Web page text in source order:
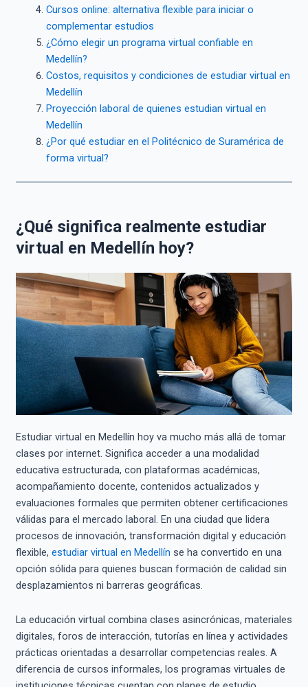
Cursos online: alternativa flexible para iniciar o
complementar estudios
¿Cómo elegir un programa virtual confiable en
Medellín?
Costos, requisitos y condiciones de estudiar virtual en
Medellín
Proyección laboral de quienes estudian virtual en
Medellín
¿Por qué estudiar en el Politécnico de Suramérica de
forma virtual?
¿Qué significa realmente estudiar
virtual en Medellín hoy?
Estudiar virtual en Medellín hoy va mucho más allá de tomar
clases por internet. Significa acceder a una modalidad
educativa estructurada, con plataformas académicas,
acompañamiento docente, contenidos actualizados y
evaluaciones formales que permiten obtener certificaciones
válidas para el mercado laboral. En una ciudad que lidera
procesos de innovación, transformación digital y educación
flexible, estudiar virtual en Medellín se ha convertido en una
opción sólida para quienes buscan formación de calidad sin
desplazamientos ni barreras geográficas.
La educación virtual combina clases asincrónicas, materiales
digitales, foros de interacción, tutorías en línea y actividades
prácticas orientadas a desarrollar competencias reales. A
diferencia de cursos informales, los programas virtuales de